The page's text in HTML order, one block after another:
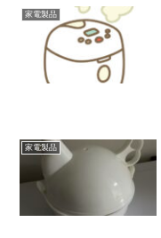
家電製品
家電製品